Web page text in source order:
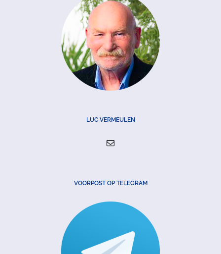
LUC VERMEULEN
VOORPOST OP TELEGRAM